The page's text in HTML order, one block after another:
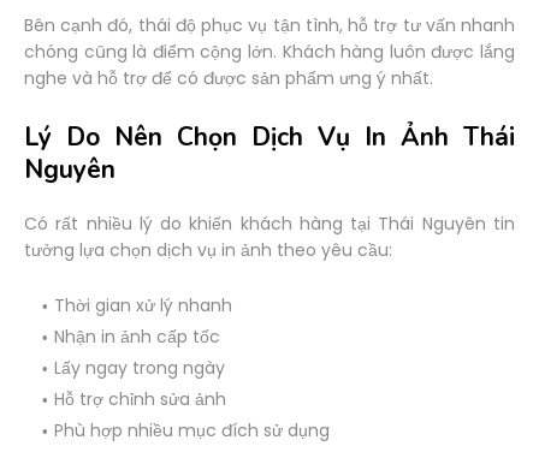
Bên cạnh đó, thái độ phục vụ tận tình, hỗ trợ tư vấn nhanh
chóng cũng là điểm cộng lớn. Khách hàng luôn được lắng
nghe và hỗ trợ để có được sản phẩm ưng ý nhất.
Lý Do Nên Chọn Dịch Vụ In Ảnh Thái
Nguyên
Có rất nhiều lý do khiến khách hàng tại Thái Nguyên tin
tưởng lựa chọn dịch vụ in ảnh theo yêu cầu:
Thời gian xử lý nhanh
Nhận in ảnh cấp tốc
Lấy ngay trong ngày
Hỗ trợ chỉnh sửa ảnh
Phù hợp nhiều mục đích sử dụng